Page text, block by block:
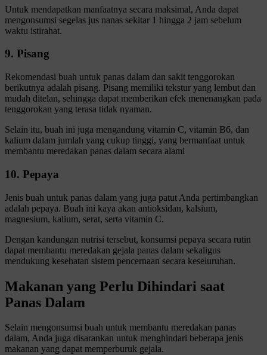
Untuk mendapatkan manfaatnya secara maksimal, Anda dapat
mengonsumsi segelas jus nanas sekitar 1 hingga 2 jam sebelum
waktu istirahat.
9. Pisang
Rekomendasi buah untuk panas dalam dan sakit tenggorokan
berikutnya adalah pisang. Pisang memiliki tekstur yang lembut dan
mudah ditelan, sehingga dapat memberikan efek menenangkan pada
tenggorokan yang terasa tidak nyaman.
Selain itu, buah ini juga mengandung vitamin C, vitamin B6, dan
kalium dalam jumlah yang cukup tinggi, yang bermanfaat untuk
membantu meredakan panas dalam secara alami
10. Pepaya
Jenis buah untuk panas dalam yang juga patut Anda pertimbangkan
adalah pepaya. Buah ini kaya akan antioksidan, kalsium,
magnesium, kalium, serat, serta vitamin C.
Dengan kandungan nutrisi tersebut, konsumsi pepaya secara rutin
dapat membantu meredakan gejala panas dalam sekaligus
mendukung kesehatan sistem pencernaan secara keseluruhan.
Makanan yang Perlu Dihindari saat
Panas Dalam
Selain mengonsumsi buah untuk membantu meredakan panas
dalam, Anda juga disarankan untuk menghindari beberapa jenis
makanan yang dapat memperburuk gejala.